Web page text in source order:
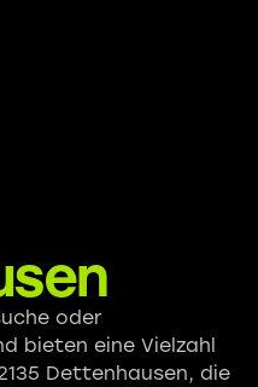
oder
bieten eine Vielzahl
Dettenhausen, die